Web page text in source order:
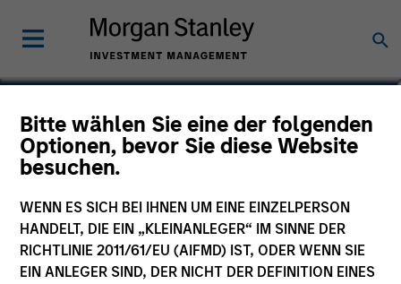
Bitte wählen Sie eine der folgenden
Optionen, bevor Sie diese Website
besuchen.
WENN ES SICH BEI IHNEN UM EINE EINZELPERSON
HANDELT, DIE EIN „KLEINANLEGER“ IM SINNE DER
RICHTLINIE 2011/61/EU (AIFMD) IST, ODER WENN SIE
EIN ANLEGER SIND, DER NICHT DER DEFINITION EINES
Onyekwere Randy
Ojukwu
Partner